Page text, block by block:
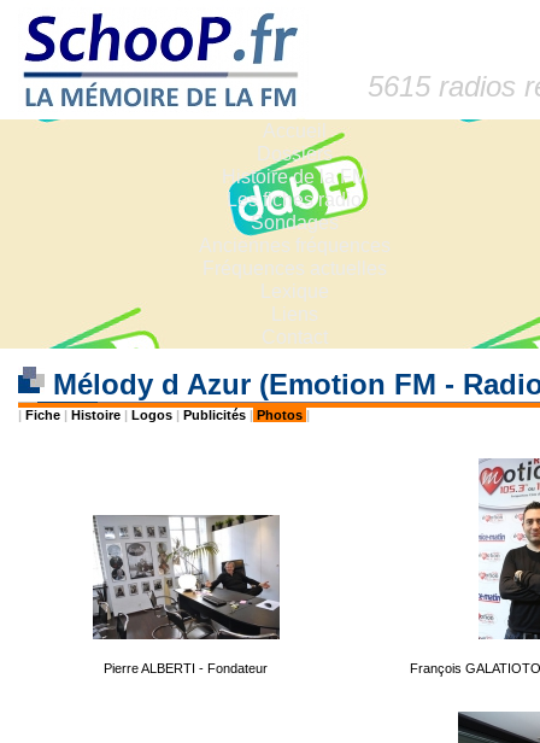
5615 radios
Accueil
Dossiers
Histoire de la FM
Les fiches radio
Sondages
Anciennes fréquences
Fréquences actuelles
Lexique
Liens
Contact
Mélody d Azur (Emotion FM -
| Fiche | Histoire | Logos | Publicités | Photos |
Pierre ALBERTI - Fondateur François